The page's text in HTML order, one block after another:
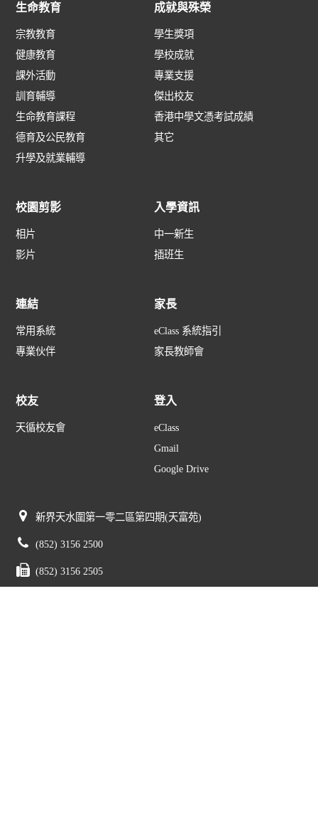
生命教育
宗教教育
健康教育
課外活動
訓育輔導
生命教育課程
德育及公民教育
升學及就業輔導
成就與殊榮
學生獎項
學校成就
專業支援
傑出校友
香港中學文憑考試成績
其它
校園剪影
相片
影片
入學資訊
中一新生
插班生
連結
常用系統
專業伙伴
家長
eClass 系統指引
家長教師會
校友
天循校友會
登入
eClass
Gmail
Google Drive
新界天水圍第一零二區第四期(天富苑)
(852) 3156 2500
(852) 3156 2505